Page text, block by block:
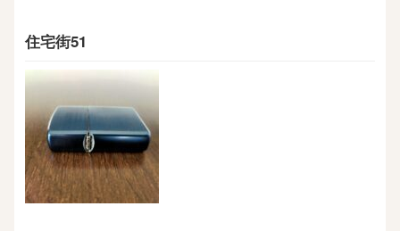
住宅街51